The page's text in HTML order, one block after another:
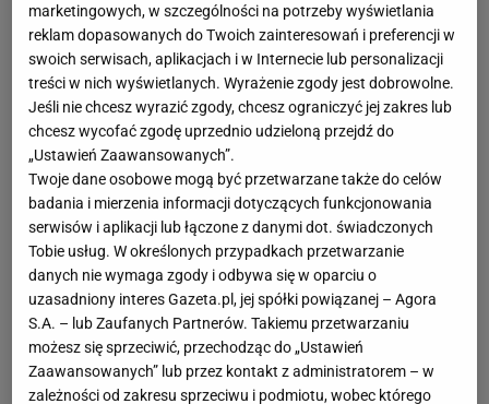
marketingowych, w szczególności na potrzeby wyświetlania
reklam dopasowanych do Twoich zainteresowań i preferencji w
swoich serwisach, aplikacjach i w Internecie lub personalizacji
treści w nich wyświetlanych. Wyrażenie zgody jest dobrowolne.
Jeśli nie chcesz wyrazić zgody, chcesz ograniczyć jej zakres lub
chcesz wycofać zgodę uprzednio udzieloną przejdź do
„Ustawień Zaawansowanych”.
Twoje dane osobowe mogą być przetwarzane także do celów
badania i mierzenia informacji dotyczących funkcjonowania
serwisów i aplikacji lub łączone z danymi dot. świadczonych
Tobie usług. W określonych przypadkach przetwarzanie
danych nie wymaga zgody i odbywa się w oparciu o
uzasadniony interes Gazeta.pl, jej spółki powiązanej – Agora
S.A. – lub Zaufanych Partnerów. Takiemu przetwarzaniu
możesz się sprzeciwić, przechodząc do „Ustawień
Zaawansowanych” lub przez kontakt z administratorem – w
zależności od zakresu sprzeciwu i podmiotu, wobec którego